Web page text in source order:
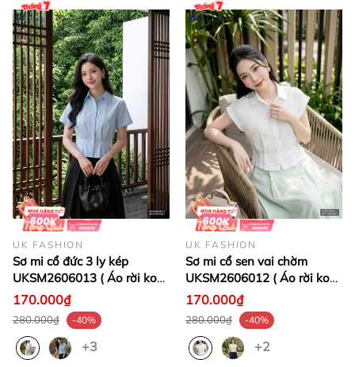
UK FASHION
Sơ mi cổ đức 3 ly kép
UKSM2606013 ( Áo rời ko
kèm CV/QU/PK)
170.000₫
280.000₫ -40%
+3
UK FASHION
Sơ mi cổ sen vai chờm
UKSM2606012 ( Áo rời ko
kèm CV/QU/PK)
170.000₫
280.000₫ -40%
+2